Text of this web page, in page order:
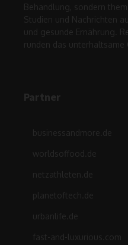
Behandlung, sondern
Studien und Nachrichten
und gesunde Ernährung.
runden das unterhaltsame
Partner
businessandmore.de
worldsoffood.de
netzathleten.de
planetoftech.de
urbanlife.de
fast-and-luxurious.com